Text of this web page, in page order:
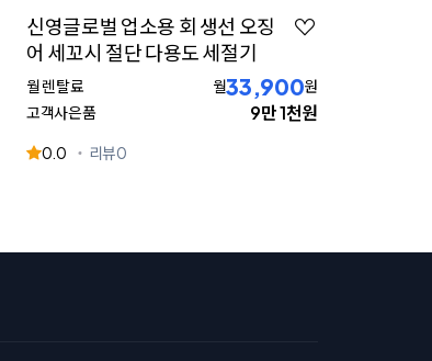
신영글로벌 업소용 회 생선 오징
어 세꼬시 절단 다용도 세절기
월 렌탈료 월33,900원
고객사은품
9만 1천원
0.0 리뷰0